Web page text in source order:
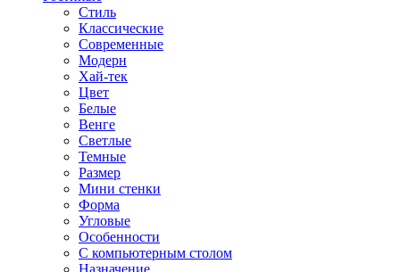
Стиль
Классические
Современные
Модерн
Хай-тек
Цвет
Белые
Венге
Светлые
Темные
Размер
Мини стенки
Форма
Угловые
Особенности
С компьютерным столом
Назначение